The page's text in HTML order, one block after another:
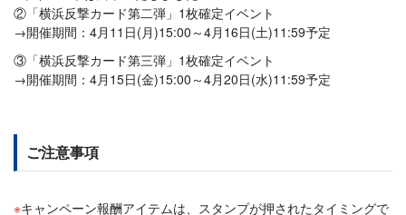
②「横浜反撃カード第二弾」1枚確定イベント
→開催期間：4月11日(月)15:00～4月16日(土)11:59予定
③「横浜反撃カード第三弾」1枚確定イベント
→開催期間：4月15日(金)15:00～4月20日(水)11:59予定
ご注意事項
キャンペーン報酬アイテムは、スタンプが押されたタイミングで